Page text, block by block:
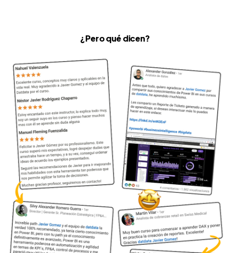
¿Pero qué dicen?